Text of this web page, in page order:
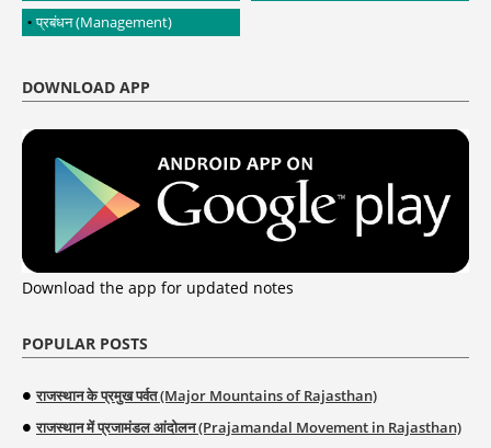
प्रबंधन (Management)
DOWNLOAD APP
Download the app for updated notes
POPULAR POSTS
राजस्थान के प्रमुख पर्वत (Major Mountains of Rajasthan)
राजस्थान में प्रजामंडल आंदोलन (Prajamandal Movement in Rajasthan)